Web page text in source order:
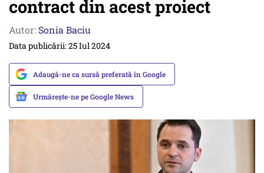
contract din acest proiect
Autor: Sonia Baciu
Data publicării: 25 Iul 2024
Adaugă-ne ca sursă preferată în Google
Urmărește-ne pe Google News